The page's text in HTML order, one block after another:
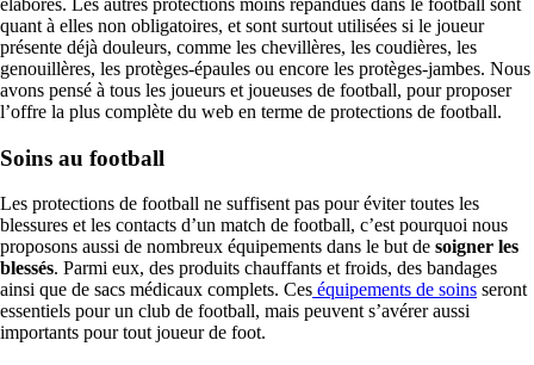
élaborés. Les autres protections moins répandues dans le football sont
quant à elles non obligatoires, et sont surtout utilisées si le joueur
présente déjà douleurs, comme les chevillères, les coudières, les
genouillères, les protèges-épaules ou encore les protèges-jambes. Nous
avons pensé à tous les joueurs et joueuses de football, pour proposer
l’offre la plus complète du web en terme de protections de football.
Soins au football
Les protections de football ne suffisent pas pour éviter toutes les
blessures et les contacts d’un match de football, c’est pourquoi nous
proposons aussi de nombreux équipements dans le but de soigner les
blessés. Parmi eux, des produits chauffants et froids, des bandages
ainsi que de sacs médicaux complets. Ces équipements de soins seront
essentiels pour un club de football, mais peuvent s’avérer aussi
importants pour tout joueur de foot.